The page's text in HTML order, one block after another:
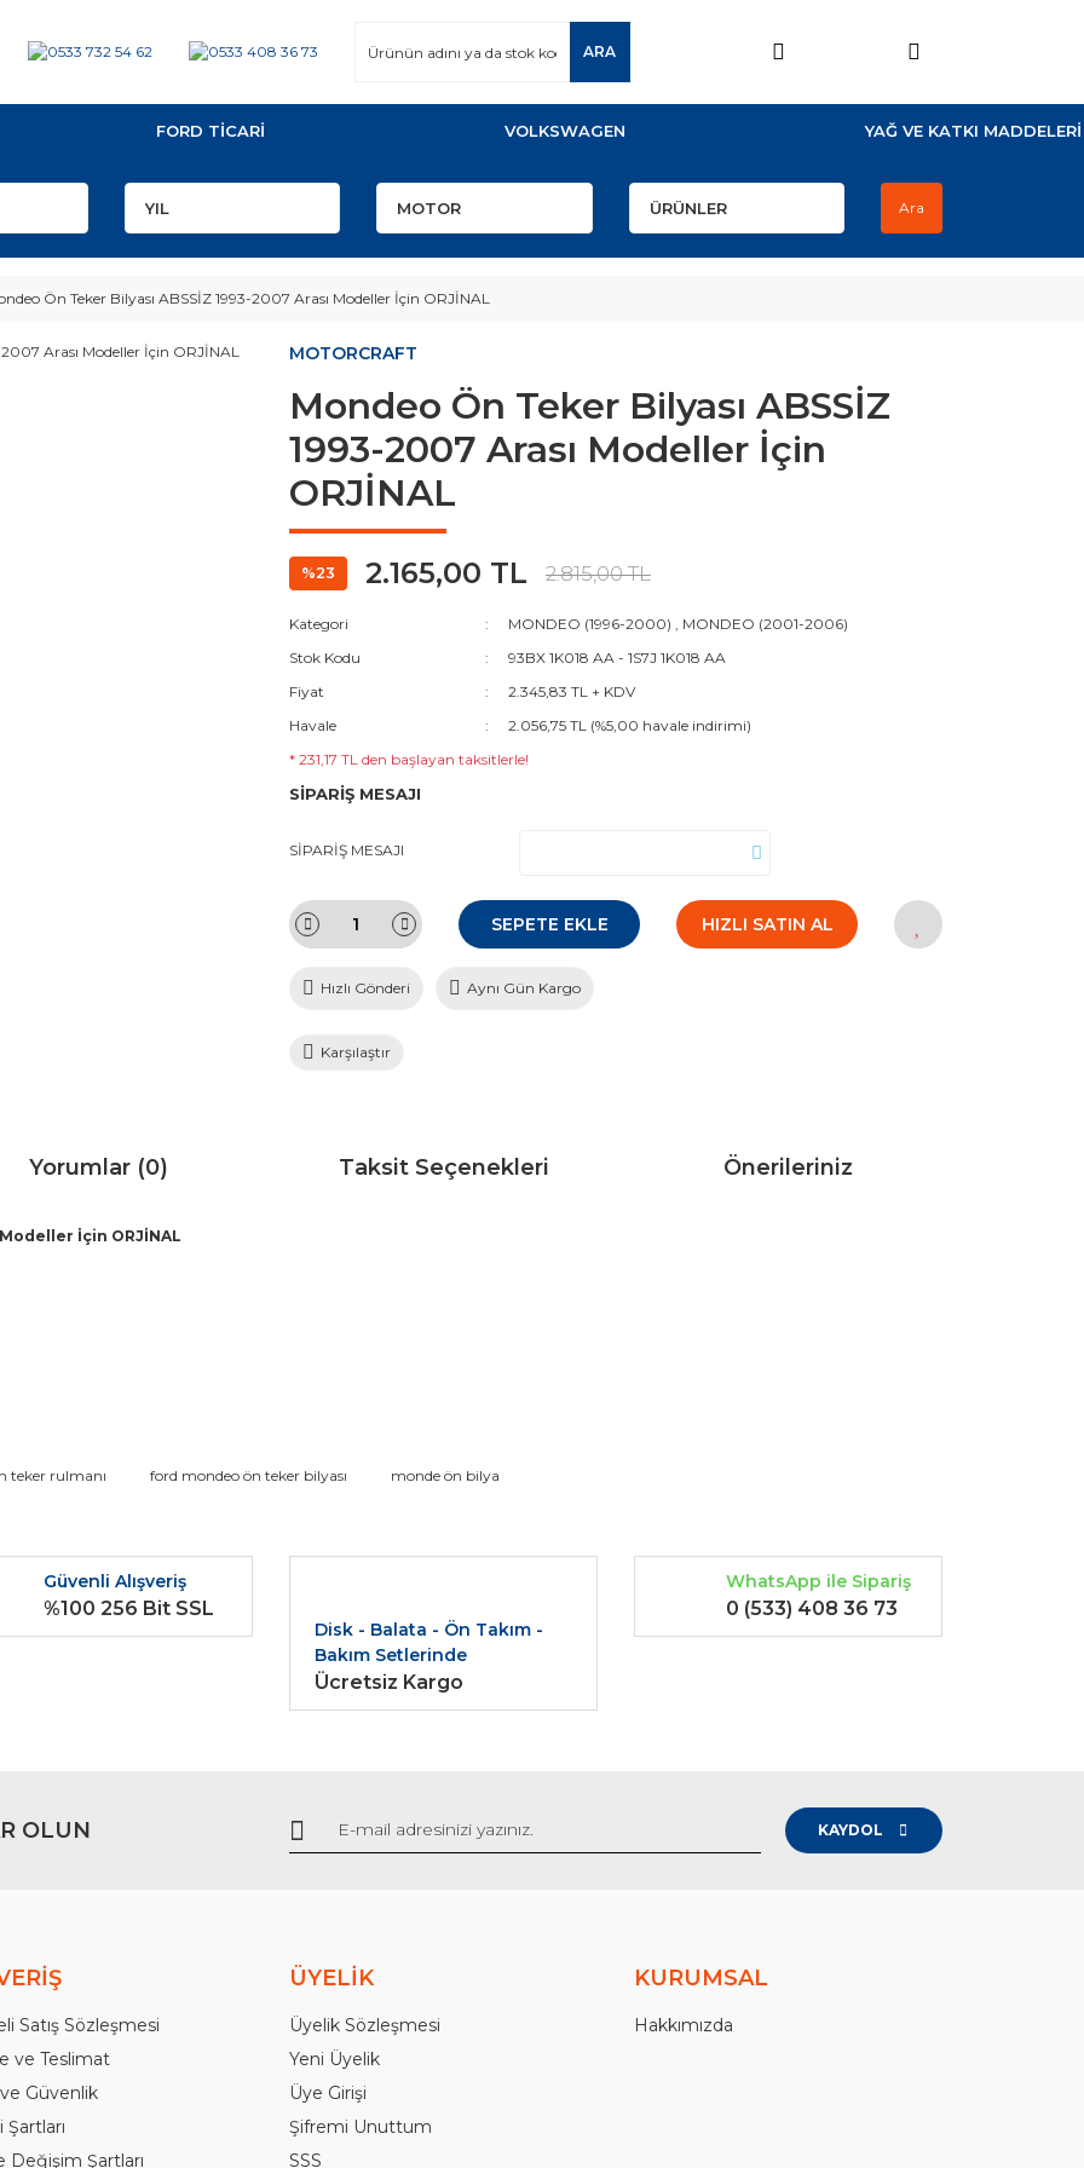
ARA
FORD TİCARİ VOLKSWAGEN YAĞ VE KATKI MADDELERİ
Ara
Ön Teker Bilyası ABSSİZ 1993-2007 Arası Modeller İçin ORJİNAL
MOTORCRAFT
Mondeo Ön Teker Bilyası ABSSİZ
1993-2007 Arası Modeller İçin
ORJİNAL
%23 2.165,00 TL 2.815,00 TL
Kategori MONDEO (1996-2000) , MONDEO (2001-2006)
Stok Kodu
93BX 1K018 AA - 1S7J 1K018 AA
Fiyat
2.345,83 TL + KDV
Havale
2.056,75 TL (%5,00 havale indirimi)
* 231,17 TL den başlayan taksitlerle!
SİPARİŞ MESAJI
SİPARİŞ MESAJI
SEPETE EKLE HIZLI SATIN AL
Hızlı Gönderi Aynı Gün Kargo
Karşılaştır
Yorumlar (0) Taksit Seçenekleri Önerileriniz
İçin ORJİNAL
diğer konularda yetersiz gördüğünüz noktaları öneri formunu kullanarak tarafımıza iletebilirsiniz.
Gönder
teker rulmanı ford mondeo ön teker bilyası monde ön bilya
Güvenli Alışveriş
%100 256 Bit SSL
Disk - Balata - Ön Takım -
Bakım Setlerinde
Ücretsiz Kargo
WhatsApp ile Sipariş
0 (533) 408 36 73
OLUN KAYDOL
Satış Sözleşmesi
ve Teslimat
Güvenlik
Şartları
Değişim Şartları
ÜYELİK
Üyelik Sözleşmesi
Yeni Üyelik
Üye Girişi
Şifremi Unuttum
SSS
KURUMSAL
Hakkımızda